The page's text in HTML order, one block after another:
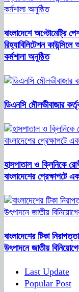
বাংলাদেশে অপ্টোমেট্রি
রিহ্যাবিলিটেশন
কর্মশালা অনুষ্ঠিত
ডিএনসি মৌলভীবাজার
হাসপাতাল ও ক্লিনিকে
বাংলাদেশের প্রেক্ষাপটে
বাংলাদেশের টিকা
উৎপাদনে জাতীয়
Last Update
Popular Post